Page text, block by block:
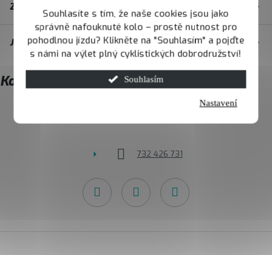
Souhlasíte s tím, že naše cookies jsou jako
správně nafouknuté kolo – prostě nutnost pro
pohodlnou jízdu? Klikněte na "Souhlasím" a pojďte
s námi na výlet plný cyklistických dobrodružství!
Souhlasím
Nastavení
t
í
Zákaznický servis
JOY.BIKE
Kontakt
732 426 731